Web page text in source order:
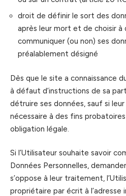
droit de définir le sort des
après leur mort et de choisir à
communiquer (ou non) ses
préalablement désigné
Dès que le site a connaissance
à défaut d’instructions de sa
détruire ses données, sauf si
nécessaire à des fins
obligation légale.
Si l’Utilisateur souhaite savoir
Données Personnelles,
s’oppose à leur traitement,
propriétaire par écrit à l’adresse